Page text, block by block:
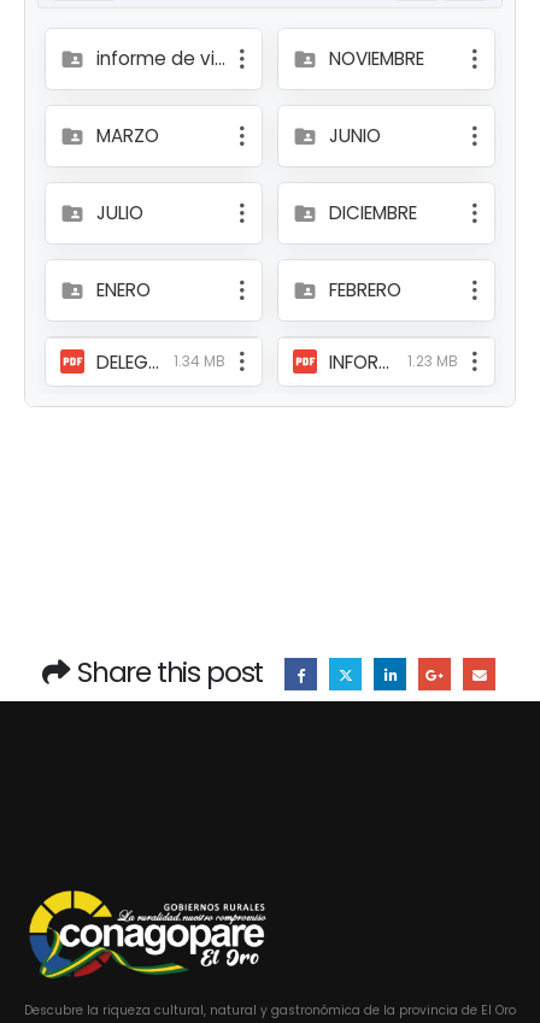
informe de viáticos NOVIEMBRE
MARZO JUNIO
JULIO DICIEMBRE
ENERO FEBRERO
DELEGACION FUNCIONARIOS QUITO096.pdf 1.34 MB INFORME DE SERVICIOC INSTITUCIONALES097.pdf 1.23 MB
Share this post
Descubre la riqueza cultural, natural y gastronómica de la provincia de El Oro